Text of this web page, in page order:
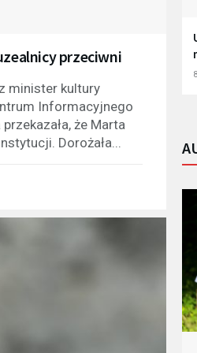
przeciwni
minister kultury
Informacyjnego
że Marta
Dorożała...